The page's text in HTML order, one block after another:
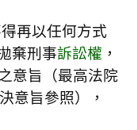
再以任何方式
棄刑事訴訟權 ，
意旨（最高法院
意旨參照），